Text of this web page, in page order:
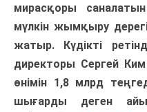
мирасқоры
мүлкін жымқыру
жатыр. Күдікті
директоры Сергей
өнімін 1,8 млрд
шығарды деген